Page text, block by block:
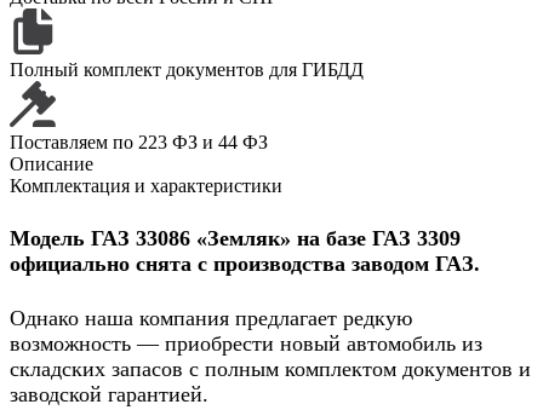
Полный комплект документов для ГИБДД
Поставляем по 223 ФЗ и 44 ФЗ
Описание
Комплектация и характеристики
Модель ГАЗ 33086 «Земляк» на базе ГАЗ 3309
официально снята с производства заводом ГАЗ.
Однако наша компания предлагает редкую
возможность — приобрести новый автомобиль из
складских запасов с полным комплектом документов и
заводской гарантией.